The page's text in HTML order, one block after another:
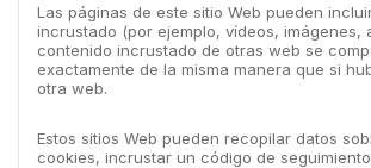
Las páginas de este sitio Web pueden
incrustado (por ejemplo, vídeos, imágenes,
contenido incrustado de otras web se
exactamente de la misma manera que si
otra web.
Estos sitios Web pueden recopilar datos
cookies, incrustar un código de